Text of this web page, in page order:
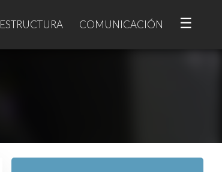
ESTRUCTURA COMUNICACIÓN ☰